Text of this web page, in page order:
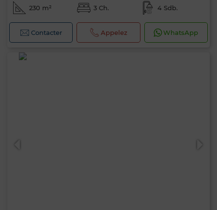
230 m² 3 Ch. 4 Sdb.
Contacter Appelez WhatsApp